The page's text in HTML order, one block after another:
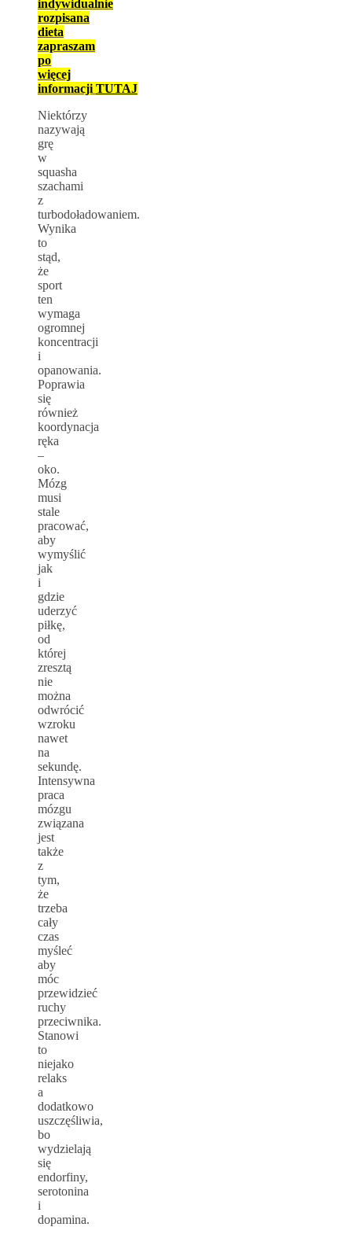
indywidualnie
rozpisana
dieta
zapraszam
po
więcej
informacji TUTAJ
Niektórzy
nazywają
grę
w
squasha
szachami
z
turbodoładowaniem.
Wynika
to
stąd,
że
sport
ten
wymaga
ogromnej
koncentracji
i
opanowania.
Poprawia
się
również
koordynacja
ręka
–
oko.
Mózg
musi
stale
pracować,
aby
wymyślić
jak
i
gdzie
uderzyć
piłkę,
od
której
zresztą
nie
można
odwrócić
wzroku
nawet
na
sekundę.
Intensywna
praca
mózgu
związana
jest
także
z
tym,
że
trzeba
cały
czas
myśleć
aby
móc
przewidzieć
ruchy
przeciwnika.
Stanowi
to
niejako
relaks
a
dodatkowo
uszczęśliwia,
bo
wydzielają
się
endorfiny,
serotonina
i
dopamina.